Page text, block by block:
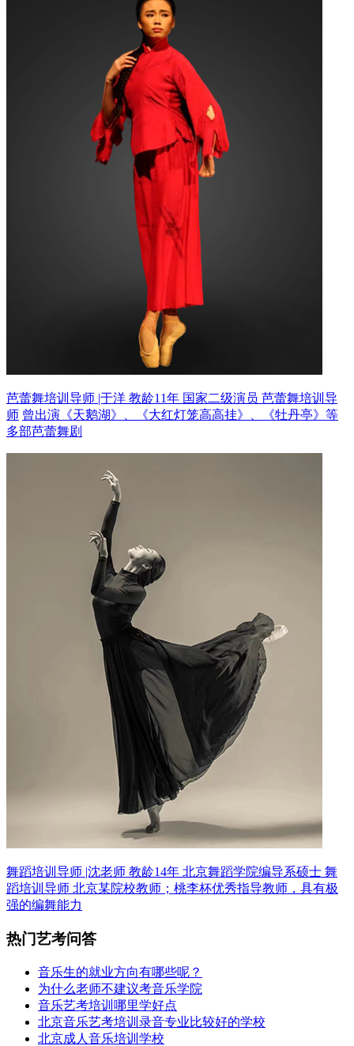
芭蕾舞培训导师 |于洋 教龄11年 国家二级演员 芭蕾舞培训导
师 曾出演《天鹅湖》、《大红灯笼高高挂》、《牡丹亭》等
多部芭蕾舞剧
舞蹈培训导师 |沈老师 教龄14年 北京舞蹈学院编导系硕士 舞
蹈培训导师 北京某院校教师；桃李杯优秀指导教师，具有极
强的编舞能力
热门艺考问答
音乐生的就业方向有哪些呢？
为什么老师不建议考音乐学院
音乐艺考培训哪里学好点
北京音乐艺考培训录音专业比较好的学校
北京成人音乐培训学校